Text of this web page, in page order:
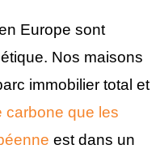
Europe sont
Nos maisons
immobilier total et
carbone que les
est dans un